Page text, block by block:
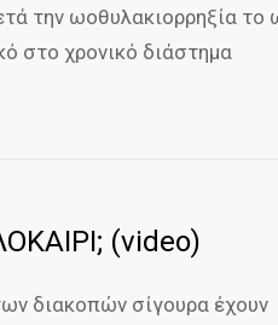
την ωοθυλακιορρηξία το
στο χρονικό διάστημα
(video)
διακοπών σίγουρα έχουν